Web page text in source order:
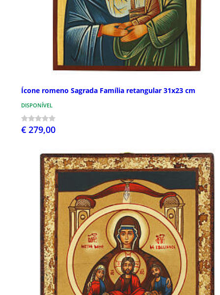
Ícone romeno Sagrada Família retangular 31x23 cm
DISPONÍVEL
€ 279,00